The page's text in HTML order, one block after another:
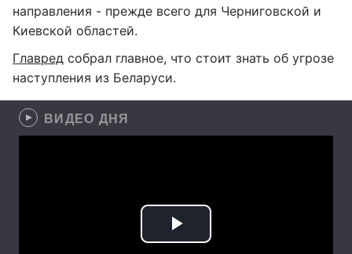
направления - прежде всего для Черниговской и
Киевской областей.
Главред собрал главное, что стоит знать об угрозе
наступления из Беларуси.
ВИДЕО ДНЯ